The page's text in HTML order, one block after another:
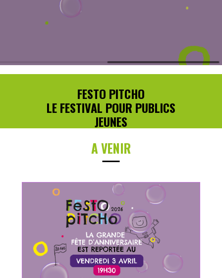
FESTO PITCHO
LE FESTIVAL POUR PUBLICS
JEUNES
A VENIR